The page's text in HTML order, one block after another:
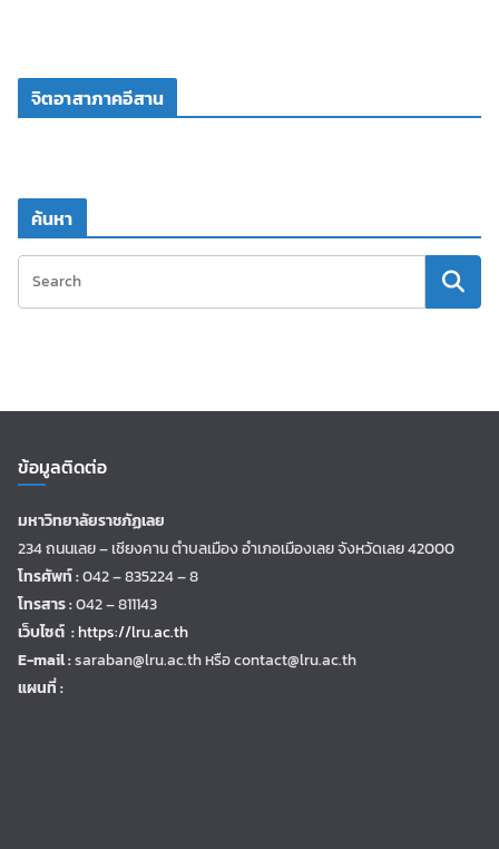
จิตอาสาภาคอีสาน
ค้นหา
ข้อมูลติดต่อ
มหาวิทยาลัยราชภัฏเลย
234 ถนนเลย – เชียงคาน ตำบลเมือง อำเภอเมืองเลย จังหวัดเลย 42000
โทรศัพท์ :042 – 835224 – 8
โทรสาร :042 – 811143
เว็บไซต์ :https://lru.ac.th
E-mail :saraban@lru.ac.thหรือ contact@lru.ac.th
แผนที่ :